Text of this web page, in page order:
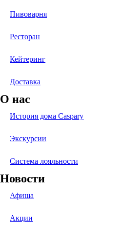
Пивоварня
Ресторан
Кейтеринг
Доставка
О нас
История дома Caspary
Экскурсии
Система лояльности
Новости
Афиша
Акции